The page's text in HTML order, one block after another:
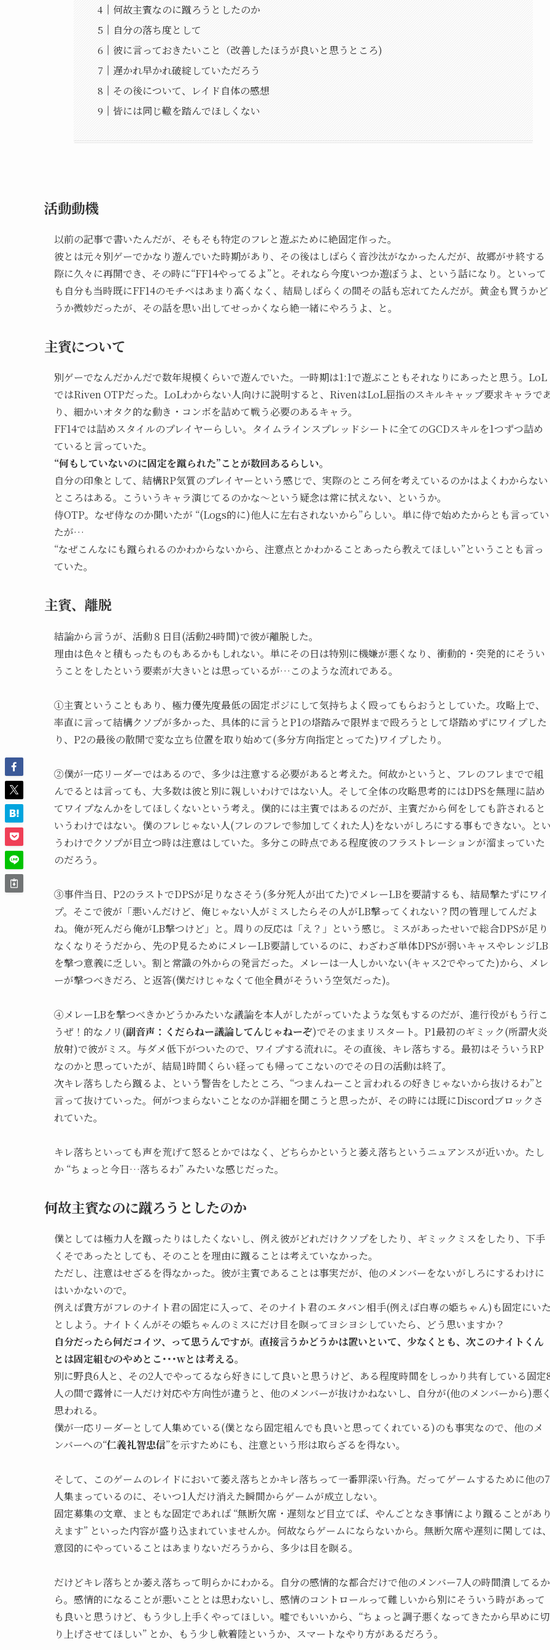
何故主賓なのに蹴ろうとしたのか
自分の落ち度として
彼に言っておきたいこと（改善したほうが良いと思うところ)
遅かれ早かれ破綻していただろう
その後について、レイド自体の感想
皆には同じ轍を踏んでほしくない
活動動機
以前の記事で書いたんだが、そもそも特定のフレと遊ぶために絶固定作った。
彼とは元々別ゲーでかなり遊んでいた時期があり、その後はしばらく音沙汰がなかったんだが、故郷がサ終する
際に久々に再開でき、その時に“FF14やってるよ”と。それなら今度いつか遊ぼうよ、という話になり。といって
も自分も当時既にFF14のモチベはあまり高くなく、結局しばらくの間その話も忘れてたんだが。黄金も買うかど
うか微妙だったが、その話を思い出してせっかくなら絶一緒にやろうよ、と。
主賓について
別ゲーでなんだかんだで数年規模くらいで遊んでいた。一時期は1:1で遊ぶこともそれなりにあったと思う。LoL
ではRiven OTPだった。LoLわからない人向けに説明すると、RivenはLoL屈指のスキルキャップ要求キャラで
り、細かいオタク的な動き・コンボを詰めて戦う必要のあるキャラ。
FF14では詰めスタイルのプレイヤーらしい。タイムラインスプレッドシートに全てのGCDスキルを1つずつ詰め
ていると言っていた。
“何もしていないのに固定を蹴られた”ことが数回あるらしい。
自分の印象として、結構RP気質のプレイヤーという感じで、実際のところ何を考えているのかはよくわからない
ところはある。こういうキャラ演じてるのかな～という疑念は常に拭えない、というか。
侍OTP。なぜ侍なのか聞いたが “(Logs的に)他人に左右されないから”らしい。単に侍で始めたからとも言ってい
たが…
“なぜこんなにも蹴られるのかわからないから、注意点とかわかることあったら教えてほしい”ということも言っ
ていた。
主賓、離脱
結論から言うが、活動８日目(活動24時間)で彼が離脱した。
理由は色々と積もったものもあるかもしれない。単にその日は特別に機嫌が悪くなり、衝動的・突発的にそうい
うことをしたという要素が大きいとは思っているが…このような流れである。
①主賓ということもあり、極力優先度最低の固定ポジにして気持ちよく殴ってもらおうとしていた。攻略上で、
率直に言って結構クソプが多かった、具体的に言うとP1の塔踏みで限界まで殴ろうとして塔踏めずにワイプした
り、P2の最後の散開で変な立ち位置を取り始めて(多分方向指定とってた)ワイプしたり。
②僕が一応リーダーではあるので、多少は注意する必要があると考えた。何故かというと、フレのフレまでで組
んでるとは言っても、大多数は彼と別に親しいわけではない人。そして全体の攻略思考的にはDPSを無理に詰め
てワイプなんかをしてほしくないという考え。僕的には主賓ではあるのだが、主賓だから何をしても許されると
いうわけではない。僕のフレじゃない人(フレのフレで参加してくれた人)をないがしろにする事もできない。と
うわけでクソプが目立つ時は注意はしていた。多分この時点である程度彼のフラストレーションが溜まっていた
のだろう。
③事件当日、P2のラストでDPSが足りなさそう(多分死人が出てた)でメレーLBを要請するも、結局撃たずにワイ
プ。そこで彼が「悪いんだけど、俺じゃない人がミスしたらその人がLB撃ってくれない？閃の管理してんだよ
ね。俺が死んだら俺がLB撃つけど」と。周りの反応は「え？」という感じ。ミスがあったせいで総合DPSが足り
なくなりそうだから、先のP見るためにメレーLB要請しているのに、わざわざ単体DPSが弱いキャスやレンジLB
を撃つ意義に乏しい。割と常識の外からの発言だった。メレーは一人しかいない(キャス2でやってた)から、メレ
ーが撃つべきだろ、と返答(僕だけじゃなくて他全員がそういう空気だった)。
④メレーLBを撃つべきかどうかみたいな議論を本人がしたがっていたような気もするのだが、進行役がもう行こ
うぜ！的なノリ(副音声：くだらねー議論してんじゃねーぞ)でそのままリスタート。P1最初のギミック(所謂火炎
放射)で彼がミス。与ダメ低下がついたので、ワイプする流れに。その直後、キレ落ちする。最初はそういうRP
なのかと思っていたが、結局1時間くらい経っても帰ってこないのでその日の活動は終了。
次キレ落ちしたら蹴るよ、という警告をしたところ、“つまんねーこと言われるの好きじゃないから抜けるわ”と
言って抜けていった。何がつまらないことなのか詳細を聞こうと思ったが、その時には既にDiscordブロックさ
れていた。
キレ落ちといっても声を荒げて怒るとかではなく、どちらかというと萎え落ちというニュアンスが近いか。たし
か “ちょっと今日…落ちるわ” みたいな感じだった。
何故主賓なのに蹴ろうとしたのか
僕としては極力人を蹴ったりはしたくないし、例え彼がどれだけクソプをしたり、ギミックミスをしたり、下手
くそであったとしても、そのことを理由に蹴ることは考えていなかった。
ただし、注意はせざるを得なかった。彼が主賓であることは事実だが、他のメンバーをないがしろにするわけに
はいかないので。
例えば貴方がフレのナイト君の固定に入って、そのナイト君のエタバン相手(例えば白専の姫ちゃん)も固定にい
としよう。ナイトくんがその姫ちゃんのミスにだけ目を瞑ってヨシヨシしていたら、どう思いますか？
自分だったら何だコイツ、って思うんですが。直接言うかどうかは置いといて、少なくとも、次このナイトくん
とは固定組むのやめとこ･･･wとは考える。
別に野良6人と、その2人でやってるなら好きにして良いと思うけど、ある程度時間をしっかり共有している固定
人の間で露骨に一人だけ対応や方向性が違うと、他のメンバーが抜けかねないし、自分が(他のメンバーから)悪
思われる。
僕が一応リーダーとして人集めている(僕となら固定組んでも良いと思ってくれている)のも事実なので、他のメ
ンバーへの“仁義礼智忠信”を示すためにも、注意という形は取らざるを得ない。
そして、このゲームのレイドにおいて萎え落ちとかキレ落ちって一番罪深い行為。だってゲームするために他の7
人集まっているのに、そいつ1人だけ消えた瞬間からゲームが成立しない。
固定募集の文章、まともな固定であれば “無断欠席・遅刻など目立てば、やんごとなき事情により蹴ることがあ
えます” といった内容が盛り込まれていませんか。何故ならゲームにならないから。無断欠席や遅刻に関しては
意図的にやっていることはあまりないだろうから、多少は目を瞑る。
だけどキレ落ちとか萎え落ちって明らかにわかる。自分の感情的な都合だけで他のメンバー7人の時間潰してるか
ら。感情的になることが悪いこととは思わないし、感情のコントロールって難しいから別にそういう時があって
も良いと思うけど、もう少し上手くやってほしい。嘘でもいいから、“ちょっと調子悪くなってきたから早めに切
り上げさせてほしい” とか、もう少し軟着陸というか、スマートなやり方があるだろう。